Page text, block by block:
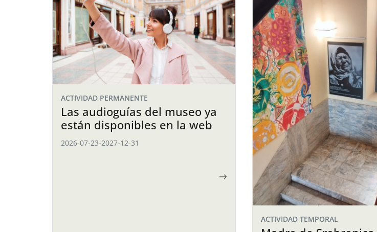
ACTIVIDAD PERMANENTE
Las audioguías del museo ya
están disponibles en la web
2026-07-23-2027-12-31
ACTIVIDAD TEMPORAL